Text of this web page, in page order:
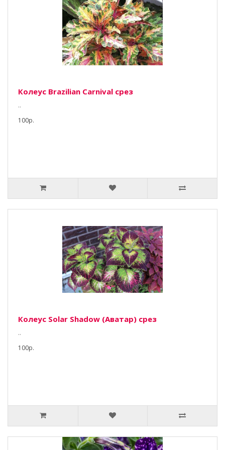
Колеус Brazilian Carnival срез
..
100р.
Колеус Solar Shadow (Аватар) срез
..
100р.